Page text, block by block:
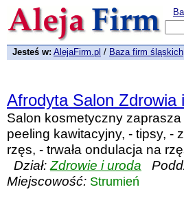
Jesteś w: AlejaFirm.pl / Baza firm śląskich
Afrodyta Salon Zdrowia
Salon kosmetyczny
peeling kawitacyjny, - tipsy, -
rzęs, - trwała ondulacja na
Dział: Zdrowie i uroda
Miejscowość: Strumień